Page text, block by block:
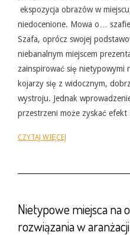
ekspozycja obrazów w
niedocenione. Mowa o…
Szafa, oprócz swojej
niebanalnym miejscem
zainspirować się nietypowymi
kojarzy się z widocznym,
wystroju. Jednak
przestrzeni może zyskać efekt
CZYTAJ WIĘCEJ
Nietypowe miejsca na
rozwiązania w